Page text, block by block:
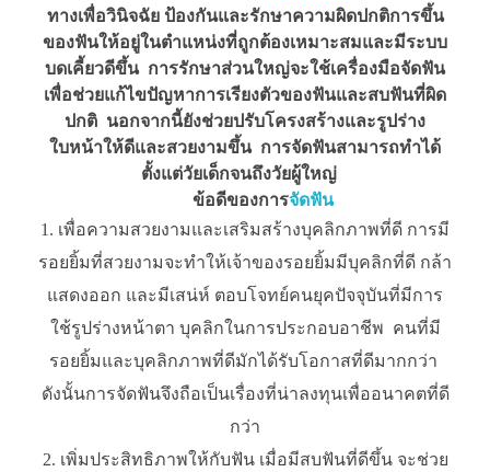
ทางเพื่อวินิจฉัย ป้องกันและรักษาความผิดปกติการขึ้น
ของฟันให้อยู่ในตำแหน่งที่ถูกต้องเหมาะสมและมีระบบ
บดเคี้ยวดีขึ้น การรักษาส่วนใหญ่จะใช้เครื่องมือจัดฟัน
เพื่อช่วยแก้ไขปัญหาการเรียงตัวของฟันและสบฟันที่ผิด
ปกติ นอกจากนี้ยังช่วยปรับโครงสร้างและรูปร่าง
ใบหน้าให้ดีและสวยงามขึ้น การจัดฟันสามารถทำได้
ตั้งแต่วัยเด็กจนถึงวัยผู้ใหญ่
ข้อดีของการจัดฟัน
เพื่อความสวยงามและเสริมสร้างบุคลิกภาพที่ดี การมี
รอยยิ้มที่สวยงามจะทำให้เจ้าของรอยยิ้มมีบุคลิกที่ดี กล้า
แสดงออก และมีเสน่ห์ ตอบโจทย์คนยุคปัจจุบันที่มีการ
ใช้รูปร่างหน้าตา บุคลิกในการประกอบอาชีพ คนที่มี
รอยยิ้มและบุคลิกภาพที่ดีมักได้รับโอกาสที่ดีมากกว่า
ดังนั้นการจัดฟันจึงถือเป็นเรื่องที่น่าลงทุนเพื่ออนาคตที่ดี
กว่า
เพิ่มประสิทธิภาพให้กับฟัน เมื่อมีสบฟันที่ดีขึ้น จะช่วย